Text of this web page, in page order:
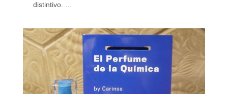
distintivo. ...